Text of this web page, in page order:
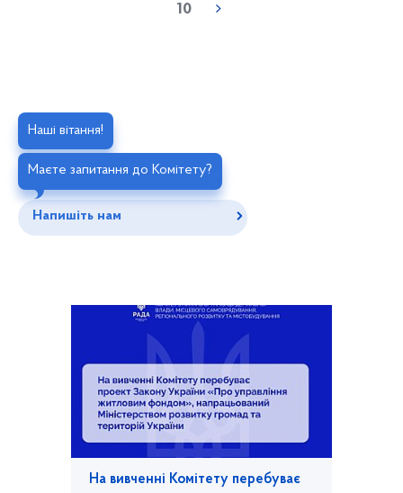
10
Наші вітання!
Маєте запитання до Комітету?
Напишіть нам
На вивченні Комітету перебуває